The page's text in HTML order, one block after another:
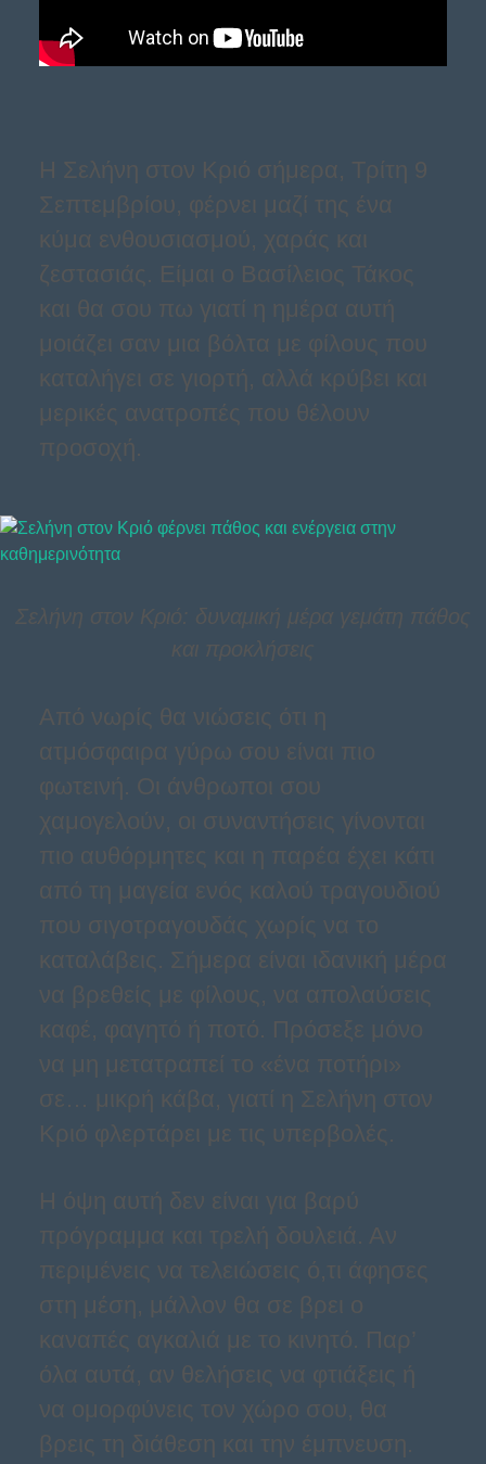
Η Σελήνη στον Κριό σήμερα, Τρίτη 9
Σεπτεμβρίου, φέρνει μαζί της ένα
κύμα ενθουσιασμού, χαράς και
ζεστασιάς. Είμαι ο Βασίλειος Τάκος
και θα σου πω γιατί η ημέρα αυτή
μοιάζει σαν μια βόλτα με φίλους που
καταλήγει σε γιορτή, αλλά κρύβει και
μερικές ανατροπές που θέλουν
προσοχή.
Σελήνη στον Κριό: δυναμική μέρα γεμάτη πάθος
και προκλήσεις
Από νωρίς θα νιώσεις ότι η
ατμόσφαιρα γύρω σου είναι πιο
φωτεινή. Οι άνθρωποι σου
χαμογελούν, οι συναντήσεις γίνονται
πιο αυθόρμητες και η παρέα έχει κάτι
από τη μαγεία ενός καλού τραγουδιού
που σιγοτραγουδάς χωρίς να το
καταλάβεις. Σήμερα είναι ιδανική μέρα
να βρεθείς με φίλους, να απολαύσεις
καφέ, φαγητό ή ποτό. Πρόσεξε μόνο
να μη μετατραπεί το «ένα ποτήρι»
σε… μικρή κάβα, γιατί η Σελήνη στον
Κριό φλερτάρει με τις υπερβολές.
Η όψη αυτή δεν είναι για βαρύ
πρόγραμμα και τρελή δουλειά. Αν
περιμένεις να τελειώσεις ό,τι άφησες
στη μέση, μάλλον θα σε βρει ο
καναπές αγκαλιά με το κινητό. Παρ’
όλα αυτά, αν θελήσεις να φτιάξεις ή
να ομορφύνεις τον χώρο σου, θα
βρεις τη διάθεση και την έμπνευση.